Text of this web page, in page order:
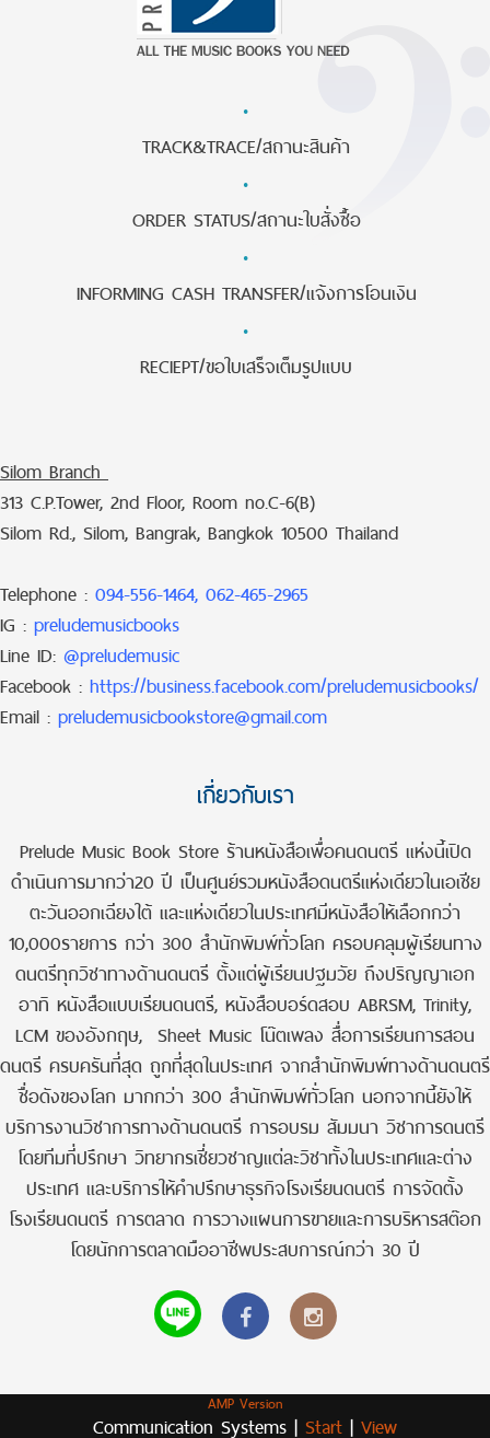
·
TRACK&TRACE/สถานะสินค้า
·
ORDER STATUS/สถานะใบสั่งซื้อ
·
INFORMING CASH TRANSFER/แจ้งการโอนเงิน
·
RECIEPT/ขอใบเสร็จเต็มรูปแบบ
Silom Branch
313 C.P.Tower, 2nd Floor, Room no.C-6(B)
Silom Rd., Silom, Bangrak, Bangkok 10500 Thailand
Telephone : 094-556-1464, 062-465-2965
IG : preludemusicbooks
Line ID: @preludemusic
Facebook : https://business.facebook.com/preludemusicbooks/
Email : preludemusicbookstore@gmail.com
เกี่ยวกับเรา
Prelude Music Book Store ร้านหนังสือเพื่อคนดนตรี แห่งนี้เปิด
ดำเนินการมากว่า20 ปี เป็นศูนย์รวมหนังสือดนตรีแห่งเดียวในเอเชีย
ตะวันออกเฉียงใต้ และแห่งเดียวในประเทศมีหนังสือให้เลือกกว่า
10,000รายการ กว่า 300 สำนักพิมพ์ทั่วโลก ครอบคลุมผู้เรียนทาง
ดนตรีทุกวิชาทางด้านดนตรี ตั้งแต่ผู้เรียนปฐมวัย ถึงปริญญาเอก
อาทิ หนังสือแบบเรียนดนตรี, หนังสือบอร์ดสอบ ABRSM, Trinity,
LCM ของอังกฤษ, Sheet Music โน๊ตเพลง สื่อการเรียนการสอน
ดนตรี ครบครันที่สุด ถูกที่สุดในประเทศ จากสำนักพิมพ์ทางด้านดนตรี
ชื่อดังของโลก มากกว่า 300 สำนักพิมพ์ทั่วโลก นอกจากนี้ยังให้
บริการงานวิชาการทางด้านดนตรี การอบรม สัมมนา วิชาการดนตรี
โดยทีมที่ปรึกษา วิทยากรเชี่ยวชาญแต่ละวิชาทั้งในประเทศและต่าง
ประเทศ และบริการให้คำปรึกษาธุรกิจโรงเรียนดนตรี การจัดตั้ง
โรงเรียนดนตรี การตลาด การวางแผนการขายและการบริหารสต๊อก
โดยนักการตลาดมืออาชีพประสบการณ์กว่า 30 ปี
AMP Version
Communication Systems | Start | View